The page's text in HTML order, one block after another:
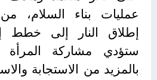
عمليات بناء السلام،
إطلاق النار إلى خطط
ستؤدي مشاركة المرأة
بالمزيد من الاستجابة